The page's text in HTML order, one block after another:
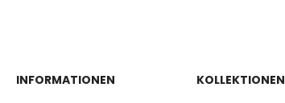
INFORMATIONEN KOLLEKTIONEN